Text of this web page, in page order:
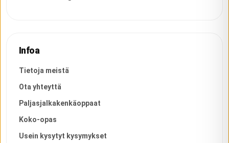
Infoa
Tietoja meistä
Ota yhteyttä
Paljasjalkakenkäoppaat
Koko-opas
Usein kysytyt kysymykset